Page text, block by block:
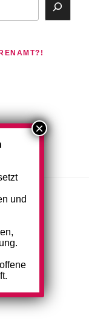
und